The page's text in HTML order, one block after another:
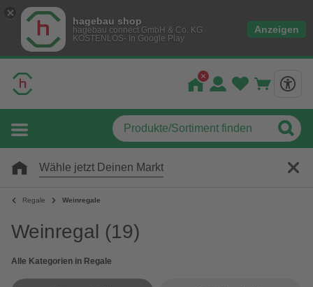
hagebau shop
hagebau connect GmbH & Co. KG
KOSTENLOS- In Google Play
Anzeigen
Wähle jetzt Deinen Markt
Regale Weinregale
Weinregal (19)
Alle Kategorien in Regale